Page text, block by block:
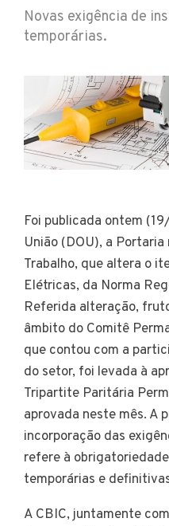
Novas exigência de
temporárias.
Foi publicada ontem
União (DOU), a
Trabalho, que altera o
Elétricas, da Norma
Referida alteração,
âmbito do Comitê
que contou com a
do setor, foi levada à
Tripartite Paritária
aprovada neste mês. A
incorporação das
refere à
temporárias e
A CBIC, juntamente